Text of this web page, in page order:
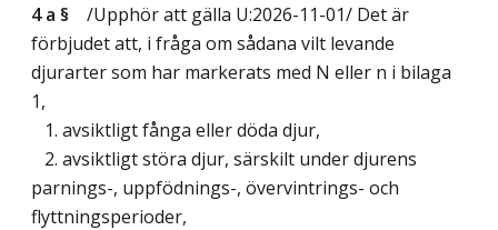
4 a §
/Upphör att gälla U:2026-11-01/ Det är
förbjudet att, i fråga om sådana vilt levande
djurarter som har markerats med N eller n i bilaga
1,
1. avsiktligt fånga eller döda djur,
2. avsiktligt störa djur, särskilt under djurens
parnings-, uppfödnings-, övervintrings- och
flyttningsperioder,